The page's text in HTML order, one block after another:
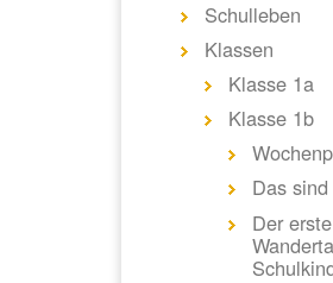
Schulleben
Klassen
Klasse 1a
Klasse 1b
Das
Der erste